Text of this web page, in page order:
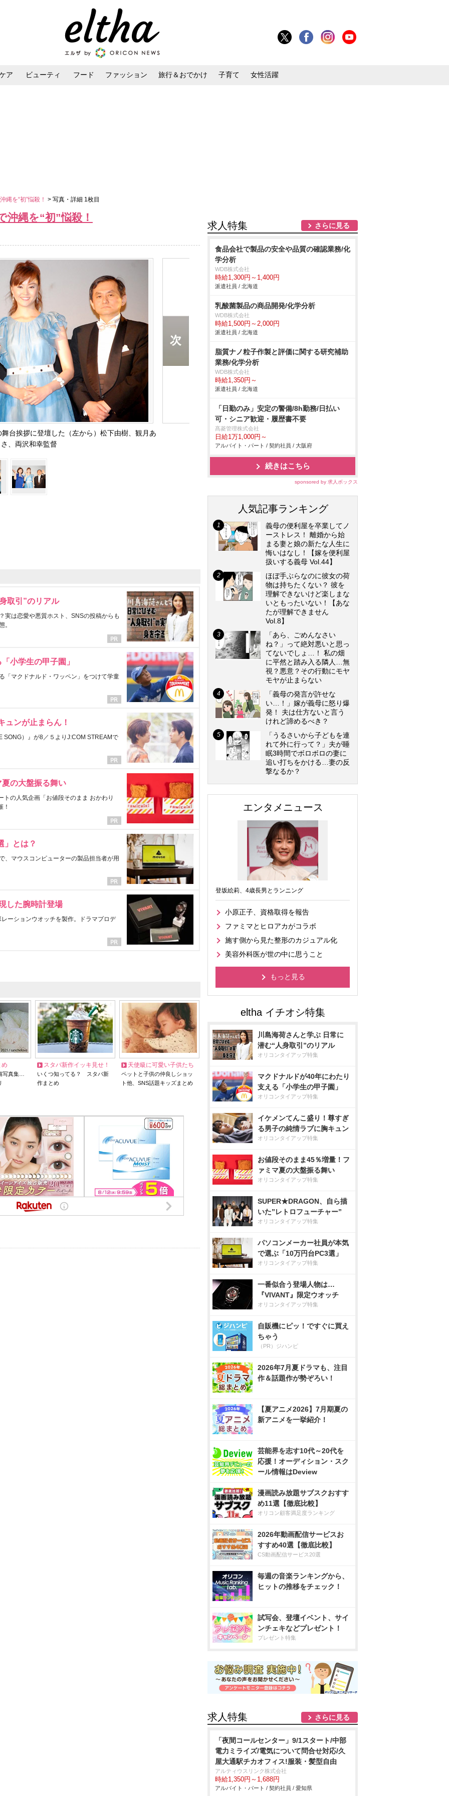
ア ビューティ フード ファッション 旅行＆おでかけ 子育て 女性活躍
縄を“初”悩殺！ > 写真・詳細 1枚目
縄を“初”悩殺！
台挨拶に登壇した（左から）松下由樹、観月あ
さ、両沢和幸監督
取引”のリアル
実は恋愛や悪質ホスト、SNSの投稿からも
。
小学生の甲子園」
「マクドナルド・ワッペン」をつけて学童
ュンが止まらん！
SONG）』が8／５よりJ:COM STREAMで
の大盤振る舞い
の人気企画「お値段そのまま おかわり
！
」とは？
、マウスコンピューターの製品担当者が用
した腕時計登場
ーションウオッチを製作。ドラマプロデ
め
写真集…
スタバ新作イッキ見せ！
いくつ知ってる？ スタバ新
作まとめ
天使級に可愛い子供たち
ペットと子供の仲良しショッ
ト他、SNS話題キッズまとめ
求人特集 さらに見る
食品会社で製品の安全や品質の確認業務/化
学分析
WDB株式会社
時給1,300円～1,400円
派遣社員 / 北海道
乳酸菌製品の商品開発/化学分析
WDB株式会社
時給1,500円～2,000円
派遣社員 / 北海道
脂質ナノ粒子作製と評価に関する研究補助
業務/化学分析
WDB株式会社
時給1,350円～
派遣社員 / 北海道
「日勤のみ」安定の警備/8h勤務/日払い
可・シニア歓迎・履歴書不要
髙菱管理株式会社
日給1万1,000円～
アルバイト・パート / 契約社員 / 大阪府
続きはこちら
sponsored by 求人ボックス
人気記事ランキング
義母の便利屋を卒業してノ
ーストレス！ 離婚から始
まる妻と娘の新たな人生に
悔いはなし！【嫁を便利屋
扱いする義母 Vol.44】
ほぼ手ぶらなのに彼女の荷
物は持ちたくない？ 彼を
理解できないけど楽しまな
いともったいない！【あな
たが理解できません
Vol.8】
「あら、ごめんなさい
ね？」って絶対悪いと思っ
てないでしょ…！ 私の畑
に平然と踏み入る隣人…無
視？悪意？その行動にモヤ
モヤが止まらない
「義母の発言が許せな
い…！」嫁が義母に怒り爆
発！ 夫は仕方ないと言う
けれど諦めるべき？
「うるさいから子どもを連
れて外に行って？」夫が睡
眠3時間でボロボロの妻に
追い打ちをかける…妻の反
撃なるか？
エンタメニュース
登坂絵莉、4歳長男とランニング
小原正子、資格取得を報告
ファミマとヒロアカがコラボ
施す側から見た整形のカジュアル化
美容外科医が世の中に思うこと
もっと見る
川島海荷さんと学ぶ 日常に
潜む“人身取引”のリアル
オリコンタイアップ特集
マクドナルドが40年にわたり
支える「小学生の甲子園」
オリコンタイアップ特集
イケメンてんこ盛り！尊すぎ
る男子の純情ラブに胸キュン
オリコンタイアップ特集
お値段そのまま45％増量！フ
ァミマ夏の大盤振る舞い
オリコンタイアップ特集
SUPER★DRAGON、自ら描
いた”レトロフューチャー”
オリコンタイアップ特集
パソコンメーカー社員が本気
で選ぶ「10万円台PC3選」
オリコンタイアップ特集
一番似合う登場人物は…
『VIVANT』限定ウオッチ
オリコンタイアップ特集
自販機にピッ！ですぐに買え
ちゃう
（PR）ジハンピ
2026年7月夏ドラマも、注目
作＆話題作が勢ぞろい！
【夏アニメ2026】7月期夏の
新アニメを一挙紹介！
芸能界を志す10代～20代を
応援！オーディション・スク
ール情報はDeview
漫画読み放題サブスクおすす
め11選【徹底比較】
オリコン顧客満足度ランキング
2026年動画配信サービスお
すすめ40選【徹底比較】
CS動画配信サービス20選
毎週の音楽ランキングから、
ヒットの推移をチェック！
試写会、登壇イベント、サイ
ンチェキなどプレゼント！
プレゼント特集
求人特集 さらに見る
「夜間コールセンター」9/1スタート/中部
電力ミライズ/電気について問合せ対応/久
屋大通駅チカオフィス!服装・髪型自由
アルティウスリンク株式会社
時給1,350円～1,688円
アルバイト・パート / 契約社員 / 愛知県